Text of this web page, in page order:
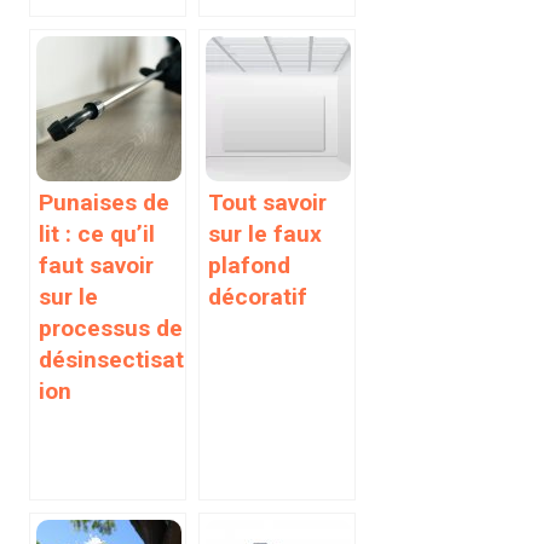
Punaises de
lit : ce qu’il
faut savoir
sur le
processus de
désinsectisat
ion
Tout savoir
sur le faux
plafond
décoratif